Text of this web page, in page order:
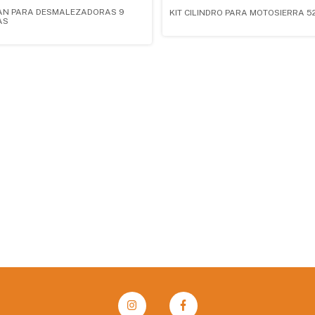
PARA DESMALEZADORAS 9
KIT CILINDRO PARA MOTOSIERRA